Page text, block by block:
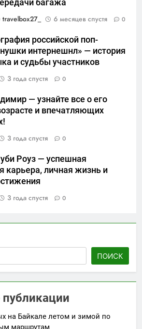
багажа
travelbox27_
6 месяцев спустя 0
российской поп-
интернешнл» — история
и судьбы участников
3 года спустя 0
— узнайте все о его
и впечатляющих
3 года спустя 0
Роуз — успешная
карьера, личная жизнь и
3 года спустя 0
ПОИСК
на Байкале летом и зимой по
маршрутам